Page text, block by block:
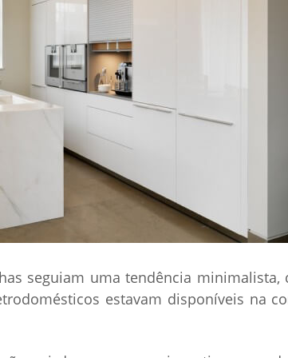
seguiam uma tendência minimalista,
estavam disponíveis na